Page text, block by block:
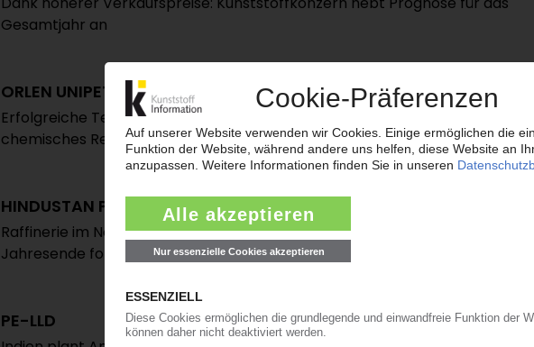
Gesamtjahr an
ORLEN UNIPETROL
Erfolgreiche Tests für Crackerbetrieb mit Pyrolyseöl / Eigene Anlage für
chemisches Recycling geplant
10.07.2026
HINDUSTAN PETROLEUM
Raffinerie im Nordwesten Indiens in Betrieb / Petrochemie soll bis
Jahresende folgen
PE-LLD 07.07.2026